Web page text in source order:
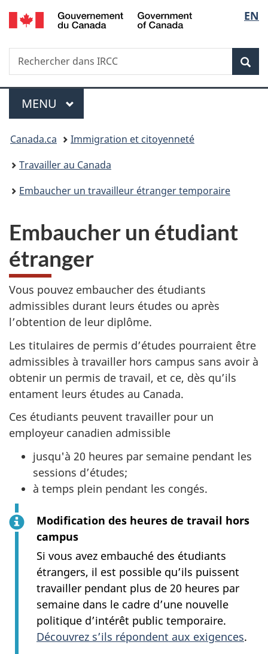
Passer
au
Passer
à
du
Passer
à
simplifiée
de
la
EN
Recherche
Rechercher
dans
Menu
MENU PRINCIPAL
Vous
êtes
ici :
Canada.ca
Immigration et citoyenneté
Travailler au Canada
Embaucher un travailleur étranger temporaire
Embaucher un étudiant
étranger
Vous pouvez embaucher des étudiants
admissibles durant leurs études ou après
l’obtention de leur diplôme.
Les titulaires de permis d’études pourraient être
admissibles à travailler hors campus sans avoir à
obtenir un permis de travail, et ce, dès qu’ils
entament leurs études au Canada.
Ces étudiants peuvent travailler pour un
employeur canadien admissible
jusqu'à 20 heures par semaine pendant les
sessions d’études;
à temps plein pendant les congés.
Modification des heures de travail hors
campus
Si vous avez embauché des étudiants
étrangers, il est possible qu’ils puissent
travailler pendant plus de 20 heures par
semaine dans le cadre d’une nouvelle
politique d’intérêt public temporaire.
Découvrez s’ils répondent aux exigences.